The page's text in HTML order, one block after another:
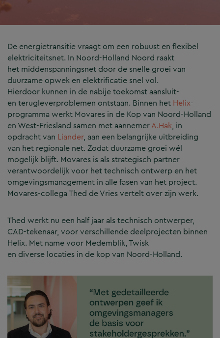
De energietransitie vraagt om een robuust en flexibel
elektriciteitsnet. In Noord-Holland Noord raakt
het middenspanningsnet door de snelle groei van
duurzame opwek en elektrificatie snel vol.
Hierdoor kunnen in de nabije toekomst aansluit-
en terugleverproblemen ontstaan. Binnen het Helix-
programma werkt Movares in de Kop van Noord-Holland
en West-Friesland samen met aannemerA.Hak, in
opdracht van Liander, aan een belangrijke uitbreiding
van het regionale net. Zodat duurzame groei wél
mogelijk blijft. Movares is als strategisch partner
verantwoordelijk voor het technisch ontwerp en het
omgevingsmanagement in alle fasen van het project.
Movares-collega Thed de Vries vertelt over zijn werk.
Thed werkt nu een half jaar als technisch ontwerper,
CAD-tekenaar, voor verschillende deelprojecten binnen
Helix. Met name voor Medemblik, Twisk
en diverse locaties in de kop van Noord-Holland.